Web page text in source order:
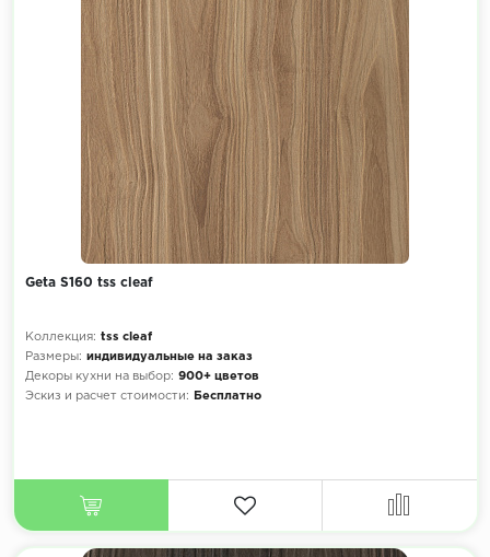
Geta S160 tss cleaf
Коллекция: tss cleaf
Размеры: индивидуальные на заказ
Декоры кухни на выбор: 900+ цветов
Эскиз и расчет стоимости:
Бесплатно